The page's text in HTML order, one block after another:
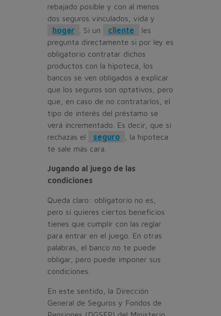
rebajado posible y con al menos
dos seguros vinculados, vida y
hogar
. Si un cliente
les
pregunta directamente si por ley es
obligatorio contratar dichos
productos con la hipoteca, los
bancos se ven obligados a explicar
que los seguros son optativos, pero
que, en caso de no contratarlos, el
tipo de interés del préstamo se
verá incrementado. Es decir, que si
rechazas el
seguro
, la hipoteca
te sale más cara.
Jugando al juego de las
condiciones
Queda claro: obligatorio no es,
pero si quieres ciertos beneficios
tienes que cumplir con las reglar
para entrar en el juego. En otras
palabras, el banco no te puede
obligar, pero puede imponer sus
condiciones.
En este sentido, la Dirección
General de Seguros y Fondos de